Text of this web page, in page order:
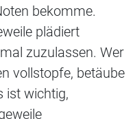
bekomme.
plädiert
zuzulassen. Wer
vollstopfe, betäube
ist wichtig,